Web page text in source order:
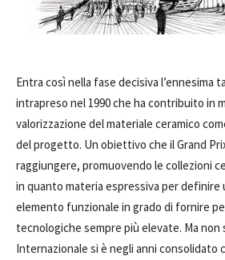
Entra così nella fase decisiva l’ennesima
intrapreso nel 1990 che ha contribuito in
valorizzazione del materiale ceramico
del progetto. Un obiettivo che il Grand
raggiungere, promuovendo le collezioni
in quanto materia espressiva per definire
elemento funzionale in grado di fornire
tecnologiche sempre più elevate. Ma non
Internazionale si è negli anni consolidato